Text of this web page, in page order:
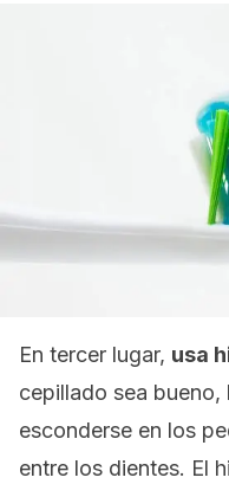
En tercer lugar, usa
cepillado sea
esconderse en los
entre los dientes. El